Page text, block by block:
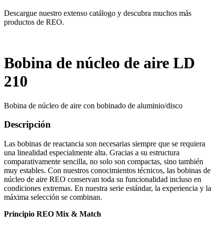
Descargue nuestro extenso catálogo y descubra muchos más
productos de REO.
Bobina de núcleo de aire LD
210
Bobina de núcleo de aire con bobinado de aluminio/disco
Descripción
Las bobinas de reactancia son necesarias siempre que se requiera
una linealidad especialmente alta. Gracias a su estructura
comparativamente sencilla, no solo son compactas, sino también
muy estables. Con nuestros conocimientos técnicos, las bobinas de
núcleo de aire REO conservan toda su funcionalidad incluso en
condiciones extremas. En nuestra serie estándar, la experiencia y la
máxima selección se combinan.
Principio REO Mix & Match